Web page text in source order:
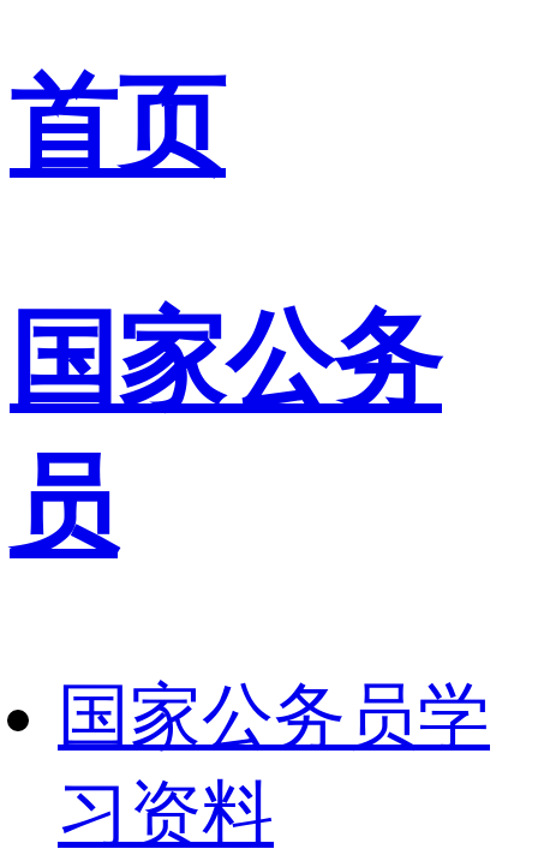
首页
国家公务
员
国家公务员学
习资料